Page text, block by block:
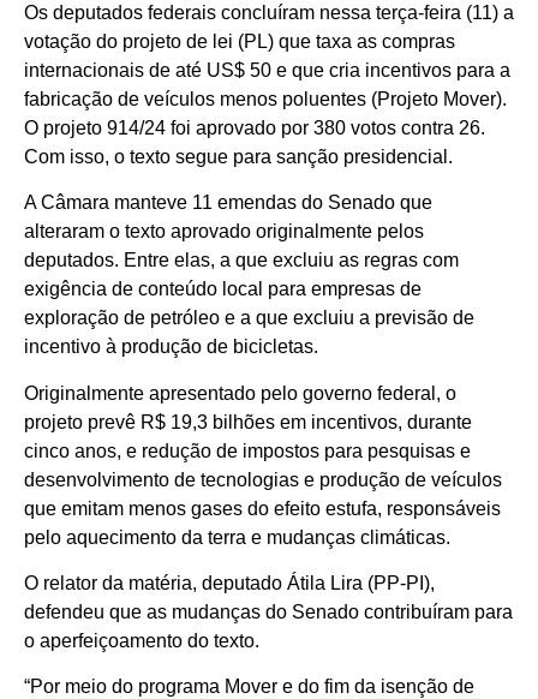
Os deputados federais concluíram nessa terça-feira (11) a
votação do projeto de lei (PL) que taxa as compras
internacionais de até US$ 50 e que cria incentivos para a
fabricação de veículos menos poluentes (Projeto Mover).
O projeto 914/24 foi aprovado por 380 votos contra 26.
Com isso, o texto segue para sanção presidencial.
A Câmara manteve 11 emendas do Senado que
alteraram o texto aprovado originalmente pelos
deputados. Entre elas, a que excluiu as regras com
exigência de conteúdo local para empresas de
exploração de petróleo e a que excluiu a previsão de
incentivo à produção de bicicletas.
Originalmente apresentado pelo governo federal, o
projeto prevê R$ 19,3 bilhões em incentivos, durante
cinco anos, e redução de impostos para pesquisas e
desenvolvimento de tecnologias e produção de veículos
que emitam menos gases do efeito estufa, responsáveis
pelo aquecimento da terra e mudanças climáticas.
O relator da matéria, deputado Átila Lira (PP-PI),
defendeu que as mudanças do Senado contribuíram para
o aperfeiçoamento do texto.
“Por meio do programa Mover e do fim da isenção de